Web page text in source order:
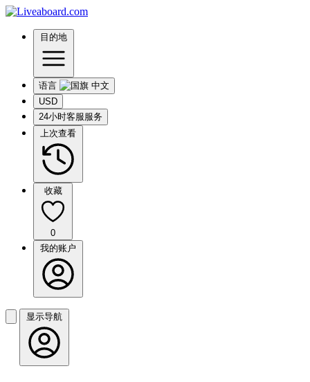
目的地
语言
USD
24小时客服服务
上次查看
收藏
0
我的账户
显示导航